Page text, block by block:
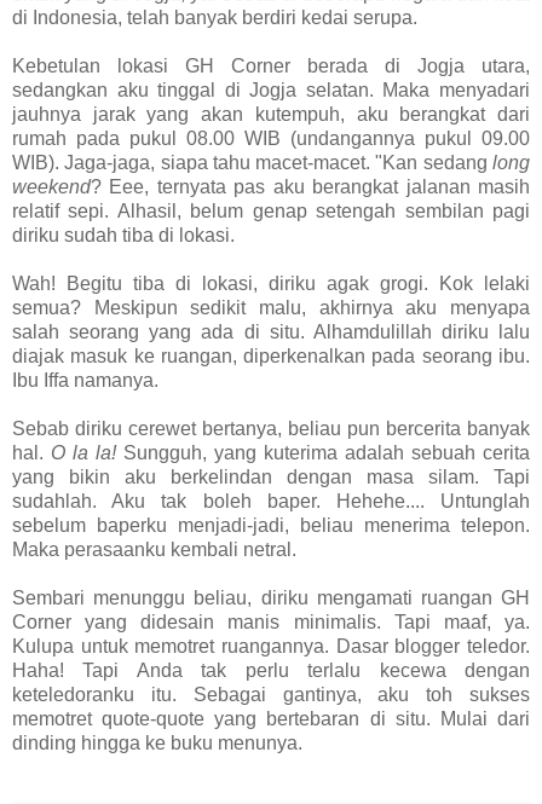
di Indonesia, telah banyak berdiri kedai serupa.
Kebetulan lokasi GH Corner berada di Jogja utara,
sedangkan aku tinggal di Jogja selatan. Maka menyadari
jauhnya jarak yang akan kutempuh, aku berangkat dari
rumah pada pukul 08.00 WIB (undangannya pukul 09.00
WIB). Jaga-jaga, siapa tahu macet-macet. "Kan sedang long
weekend? Eee, ternyata pas aku berangkat jalanan masih
relatif sepi. Alhasil, belum genap setengah sembilan pagi
diriku sudah tiba di lokasi.
Wah! Begitu tiba di lokasi, diriku agak grogi. Kok lelaki
semua? Meskipun sedikit malu, akhirnya aku menyapa
salah seorang yang ada di situ. Alhamdulillah diriku lalu
diajak masuk ke ruangan, diperkenalkan pada seorang ibu.
Ibu Iffa namanya.
Sebab diriku cerewet bertanya, beliau pun bercerita banyak
hal. O la la!Sungguh, yang kuterima adalah sebuah cerita
yang bikin aku berkelindan dengan masa silam. Tapi
sudahlah. Aku tak boleh baper. Hehehe.... Untunglah
sebelum baperku menjadi-jadi, beliau menerima telepon.
Maka perasaanku kembali netral.
Sembari menunggu beliau, diriku mengamati ruangan GH
Corner yang didesain manis minimalis. Tapi maaf, ya.
Kulupa untuk memotret ruangannya. Dasar blogger teledor.
Haha! Tapi Anda tak perlu terlalu kecewa dengan
keteledoranku itu. Sebagai gantinya, aku toh sukses
memotret quote-quote yang bertebaran di situ. Mulai dari
dinding hingga ke buku menunya.